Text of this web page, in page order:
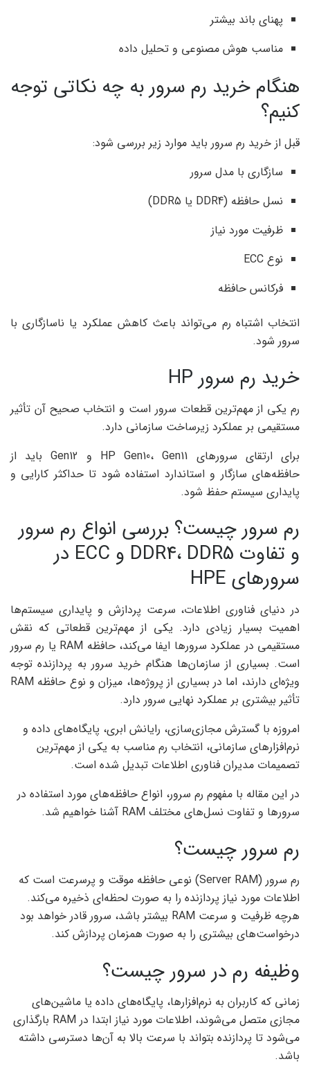
پهنای باند بیشتر
مناسب هوش مصنوعی و تحلیل داده
هنگام خرید رم سرور به چه نکاتی توجه
کنیم؟
قبل از خرید رم سرور باید موارد زیر بررسی شود:
سازگاری با مدل سرور
نسل حافظه (DDR4 یا DDR5)
ظرفیت مورد نیاز
نوع ECC
فرکانس حافظه
انتخاب اشتباه رم می‌تواند باعث کاهش عملکرد یا ناسازگاری با
سرور شود.
خرید رم سرور HP
رم یکی از مهم‌ترین قطعات سرور است و انتخاب صحیح آن تأثیر
مستقیمی بر عملکرد زیرساخت سازمانی دارد.
برای ارتقای سرورهای HP Gen10، Gen11 و Gen12 باید از
حافظه‌های سازگار و استاندارد استفاده شود تا حداکثر کارایی و
پایداری سیستم حفظ شود.
رم سرور چیست؟ بررسی انواع رم سرور
و تفاوت DDR4، DDR5 و ECC در
سرورهای HPE
در دنیای فناوری اطلاعات، سرعت پردازش و پایداری سیستم‌ها
اهمیت بسیار زیادی دارد. یکی از مهم‌ترین قطعاتی که نقش
مستقیمی در عملکرد سرورها ایفا می‌کند، حافظه RAM یا رم سرور
است. بسیاری از سازمان‌ها هنگام خرید سرور به پردازنده توجه
ویژه‌ای دارند، اما در بسیاری از پروژه‌ها، میزان و نوع حافظه RAM
تأثیر بیشتری بر عملکرد نهایی سرور دارد.
امروزه با گسترش مجازی‌سازی، رایانش ابری، پایگاه‌های داده و
نرم‌افزارهای سازمانی، انتخاب رم مناسب به یکی از مهم‌ترین
تصمیمات مدیران فناوری اطلاعات تبدیل شده است.
در این مقاله با مفهوم رم سرور، انواع حافظه‌های مورد استفاده در
سرورها و تفاوت نسل‌های مختلف RAM آشنا خواهیم شد.
رم سرور چیست؟
رم سرور (Server RAM) نوعی حافظه موقت و پرسرعت است که
اطلاعات مورد نیاز پردازنده را به صورت لحظه‌ای ذخیره می‌کند.
هرچه ظرفیت و سرعت RAM بیشتر باشد، سرور قادر خواهد بود
درخواست‌های بیشتری را به صورت همزمان پردازش کند.
وظیفه رم در سرور چیست؟
زمانی که کاربران به نرم‌افزارها، پایگاه‌های داده یا ماشین‌های
مجازی متصل می‌شوند، اطلاعات مورد نیاز ابتدا در RAM بارگذاری
می‌شود تا پردازنده بتواند با سرعت بالا به آن‌ها دسترسی داشته
باشد.